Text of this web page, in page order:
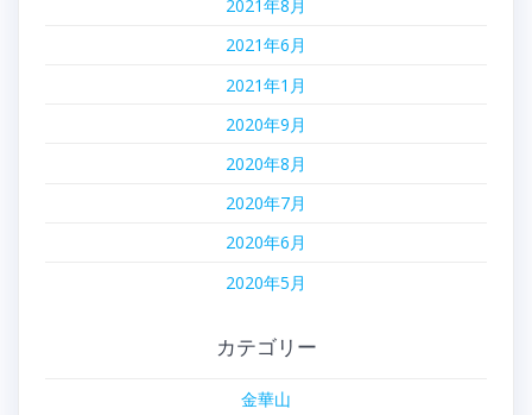
2021年8月
2021年6月
2021年1月
2020年9月
2020年8月
2020年7月
2020年6月
2020年5月
カテゴリー
金華山